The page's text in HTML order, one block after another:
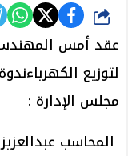
شارك
عقد أمس
لتوزيع
مجلس الإدارة :
المحاسب